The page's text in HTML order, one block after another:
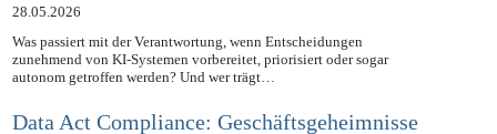
28.05.2026
Was passiert mit der Verantwortung, wenn Entscheidungen
zunehmend von KI-Systemen vorbereitet, priorisiert oder sogar